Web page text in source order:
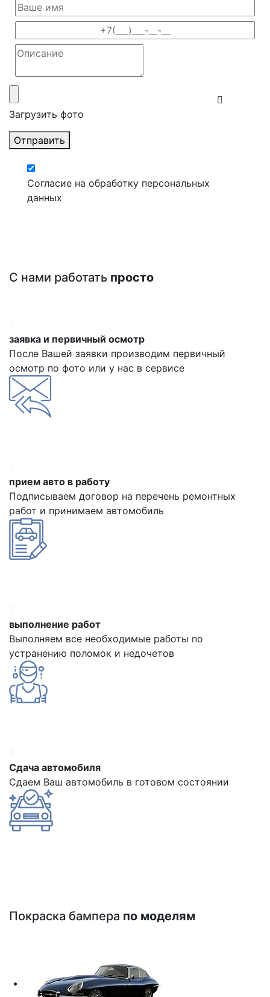
Загрузить фото
Отправить
Согласие на обработку персональных
данных
С нами работать просто
заявка и первичный осмотр
После Вашей заявки производим первичный
осмотр по фото или у нас в сервисе
прием авто в работу
Подписываем договор на перечень ремонтных
работ и принимаем автомобиль
выполнение работ
Выполняем все необходимые работы по
устранению поломок и недочетов
Сдача автомобиля
Сдаем Ваш автомобиль в готовом состоянии
Покраска бампера по моделям